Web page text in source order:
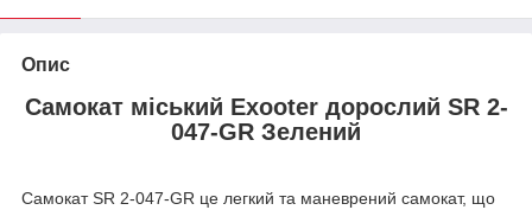
Опис
Самокат міський Exooter дорослий SR 2-
047-GR Зелений
Самокат SR 2-047-GR це легкий та маневрений самокат, що